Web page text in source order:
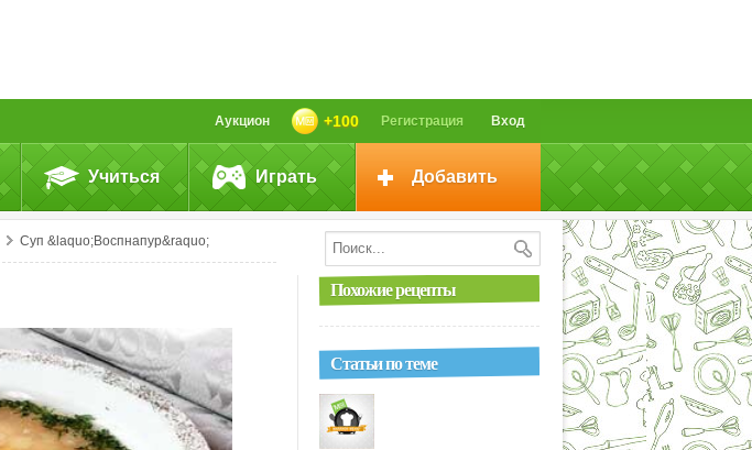
Вход
Регистрация
+100
Аукцион
Учиться Играть Добавить
Суп &laquo;Воспнапур&raquo;
Похожие рецепты
Статьи по теме